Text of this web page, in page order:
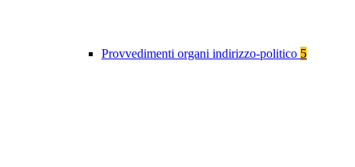
Provvedimenti organi indirizzo-politico 5